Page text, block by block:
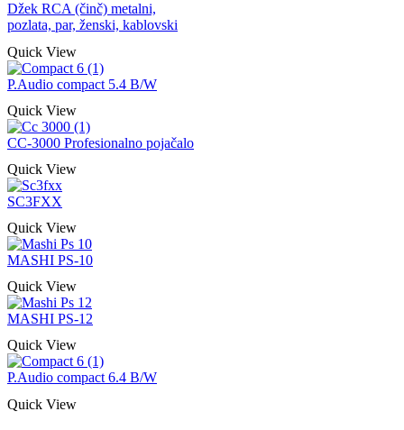
Džek RCA (činč) metalni,
pozlata, par, ženski, kablovski
Quick View
P.Audio compact 5.4 B/W
Quick View
CC-3000 Profesionalno pojačalo
Quick View
SC3FXX
Quick View
MASHI PS-10
Quick View
MASHI PS-12
Quick View
P.Audio compact 6.4 B/W
Quick View